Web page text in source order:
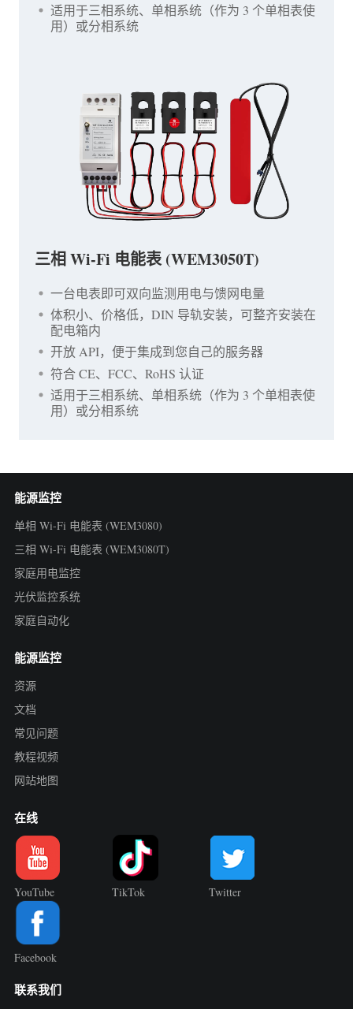
适用于三相系统、单相系统（作为 3 个单相表使
用）或分相系统
三相 Wi-Fi 电能表 (WEM3050T)
一台电表即可双向监测用电与馈网电量
体积小、价格低，DIN 导轨安装，可整齐安装在
配电箱内
开放 API，便于集成到您自己的服务器
符合 CE、FCC、RoHS 认证
适用于三相系统、单相系统（作为 3 个单相表使
用）或分相系统
能源监控
单相 Wi-Fi 电能表 (WEM3080)
三相 Wi-Fi 电能表 (WEM3080T)
家庭用电监控
光伏监控系统
家庭自动化
能源监控
资源
文档
常见问题
教程视频
网站地图
在线
YouTube TikTok Twitter
Facebook
联系我们